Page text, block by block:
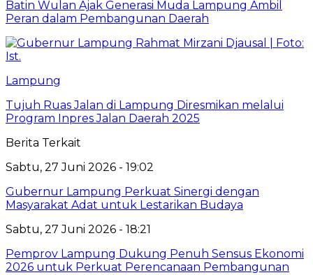
Batin Wulan Ajak Generasi Muda Lampung Ambil
Peran dalam Pembangunan Daerah
Lampung
Tujuh Ruas Jalan di Lampung Diresmikan melalui
Program Inpres Jalan Daerah 2025
Berita Terkait
Sabtu, 27 Juni 2026 - 19:02
Gubernur Lampung Perkuat Sinergi dengan
Masyarakat Adat untuk Lestarikan Budaya
Sabtu, 27 Juni 2026 - 18:21
Pemprov Lampung Dukung Penuh Sensus Ekonomi
2026 untuk Perkuat Perencanaan Pembangunan